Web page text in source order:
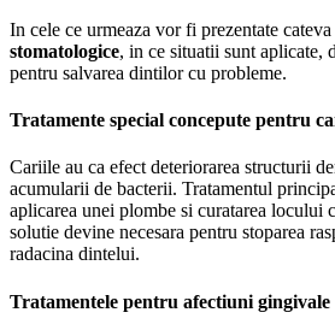
In cele ce urmeaza vor fi prezentate
stomatologice, in ce situatii sunt aplicate,
pentru salvarea dintilor cu probleme.
Tratamente special concepute pentru
Cariile au ca efect deteriorarea structurii
acumularii de bacterii. Tratamentul
aplicarea unei plombe si curatarea locului
solutie devine necesara pentru stoparea
radacina dintelui.
Tratamentele pentru afectiuni gingivale